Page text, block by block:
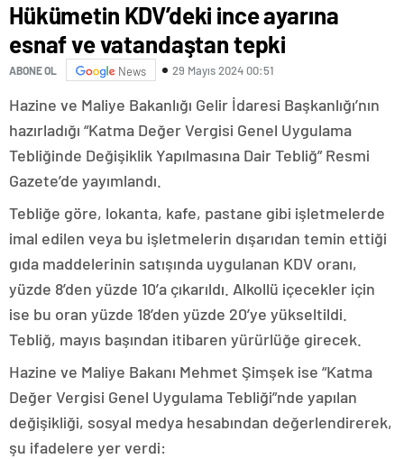
Hükümetin KDV’deki ince ayarına
esnaf ve vatandaştan tepki
ABONE OL News 29 Mayıs 2024 00:51
Hazine ve Maliye Bakanlığı Gelir İdaresi Başkanlığı’nın
hazırladığı “Katma Değer Vergisi Genel Uygulama
Tebliğinde Değişiklik Yapılmasına Dair Tebliğ” Resmi
Gazete’de yayımlandı.
Tebliğe göre, lokanta, kafe, pastane gibi işletmelerde
imal edilen veya bu işletmelerin dışarıdan temin ettiği
gıda maddelerinin satışında uygulanan KDV oranı,
yüzde 8’den yüzde 10’a çıkarıldı. Alkollü içecekler için
ise bu oran yüzde 18’den yüzde 20’ye yükseltildi.
Tebliğ, mayıs başından itibaren yürürlüğe girecek.
Hazine ve Maliye Bakanı Mehmet Şimşek ise “Katma
Değer Vergisi Genel Uygulama Tebliği”nde yapılan
değişikliği, sosyal medya hesabından değerlendirerek,
şu ifadelere yer verdi: